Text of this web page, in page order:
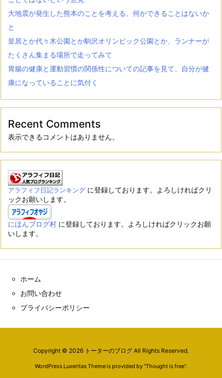
大地震が発生した熊本のことを考える。何かできることはないか
と
皇居とか代々木公園とか駒沢オリンピック公園とか、ランナーが
たくさん集まる場所で走ってみて
胃腸の健康と運動習慣の関係性についての記事を見て、自分が健
康になっていることに気付く
Recent Comments
表示できるコメントはありません。
アラフィフ日記ランキング に登録しております。よろしければクリ
ックお願いします。
にほんブログ村 に登録しております。よろしければクリックお願
いします。
ホーム
お問い合わせ
プライバシーポリシー
Copyright © 2026 トーターのブログ All Rights Reserved.
WordPress Luxeritas Theme is provided by "Thought is free".